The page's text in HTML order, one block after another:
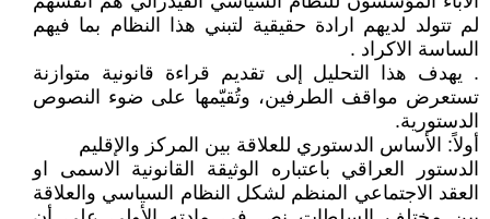
لم تتولد لديهم ارادة حقيقية لتبني هذا النظام بما فيهم
الساسة الاكراد .
. يهدف هذا التحليل إلى تقديم قراءة قانونية متوازنة
تستعرض مواقف الطرفين، وتُقيّمها على ضوء النصوص
الدستورية.
أولاً: الأساس الدستوري للعلاقة بين المركز والإقليم
الدستور العراقي باعتباره الوثيقة القانونية الاسمى او
العقد الاجتماعي المنظم لشكل النظام السياسي والعلاقة